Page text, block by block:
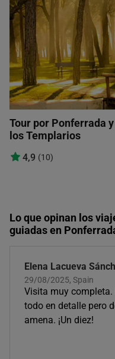
Tour por Ponferrada
los Templarios
4,9 (10)
Lo que opinan los
guiadas en
Elena Lacueva
29/08/2025, Spain
Visita muy
todo en detalle pero
amena. ¡Un diez!